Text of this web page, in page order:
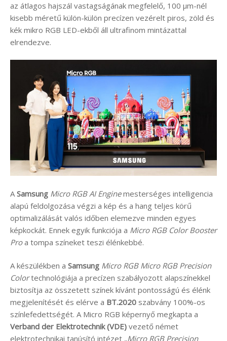
az átlagos hajszál vastagságának megfelelő, 100 µm-nél
kisebb méretű külön-külön precízen vezérelt piros, zöld és
kék mikro RGB LED-ekből áll ultrafinom mintázattal
elrendezve.
A Samsung Micro RGB AI Enginemesterséges intelligencia
alapú feldolgozása végzi a kép és a hang teljes körű
optimalizálását valós időben elemezve minden egyes
képkockát. Ennek egyik funkciója a Micro RGB Color Booster
Proa tompa színeket teszi élénkebbé.
A készülékben a Samsung Micro RGB Micro RGB Precision
Colortechnológiája a precízen szabályozott alapszínekkel
biztosítja az összetett színek kívánt pontosságú és élénk
megjelenítését és elérve a BT.2020 szabvány 100%-os
színlefedettségét. A Micro RGB képernyő megkapta a
Verband der Elektrotechnik (VDE) vezető német
elektrotechnikai tanúsító intézet „Micro RGB Precision